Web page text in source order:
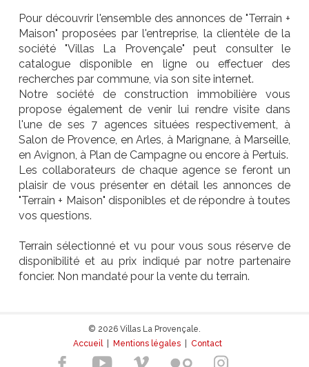
Pour découvrir l'ensemble des annonces de "Terrain +
Maison" proposées par l'entreprise, la clientèle de la
société "Villas La Provençale" peut consulter le
catalogue disponible en ligne ou effectuer des
recherches par commune, via son site internet.
Notre société de construction immobilière vous
propose également de venir lui rendre visite dans
l'une de ses 7 agences situées respectivement, à
Salon de Provence, en Arles, à Marignane, à Marseille,
en Avignon, à Plan de Campagne ou encore à Pertuis.
Les collaborateurs de chaque agence se feront un
plaisir de vous présenter en détail les annonces de
"Terrain + Maison" disponibles et de répondre à toutes
vos questions.
Terrain sélectionné et vu pour vous sous réserve de
disponibilité et au prix indiqué par notre partenaire
foncier. Non mandaté pour la vente du terrain.
© 2026 Villas La Provençale.
Accueil| Mentions légales Contact